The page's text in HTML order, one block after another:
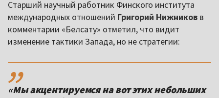
Старший научный работник Финского института
международных отношений Григорий Нижников в
комментарии «Белсату» отметил, что видит
изменение тактики Запада, но не стратегии:
,,
«Мы акцентируемся на вот этих небольших